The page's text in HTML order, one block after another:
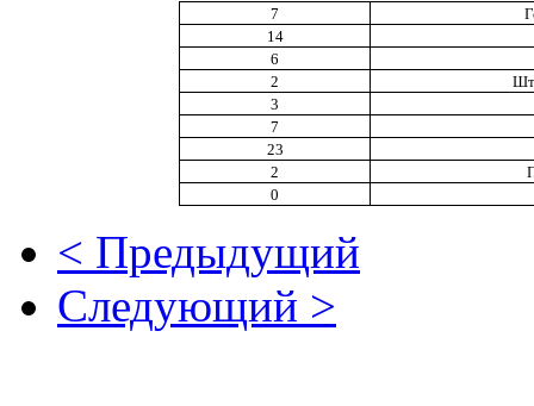
7
14
6
2
3
7
23
2
0
< Предыдущий
Следующий >